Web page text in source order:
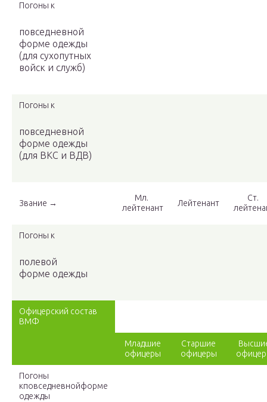
Погоны к
повседневной
форме одежды
(для сухопутных
войск и служб)
Погоны к
повседневной
форме одежды
(для ВКС и ВДВ)
Звание →
Мл.
лейтенант
Лейтенант
Ст.
Погоны к
полевой
форме одежды
Офицерский состав
ВМФ
Младшие
офицеры
Старшие
офицеры
Погоны
кповседневнойформе
одежды